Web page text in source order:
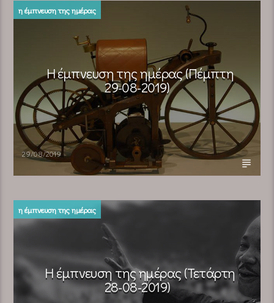
η έμπνευση της ημέρας
Η έμπνευση της ημέρας (Πέμπτη
29-08-2019)
29/08/2019
η έμπνευση της ημέρας
Η έμπνευση της ημέρας (Τετάρτη
28-08-2019)